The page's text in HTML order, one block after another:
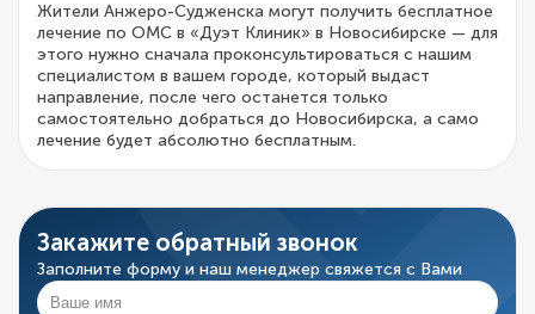
Жители Анжеро-Судженска могут получить бесплатное
лечение по ОМС в «Дуэт Клиник» в Новосибирске — для
этого нужно сначала проконсультироваться с нашим
специалистом в вашем городе, который выдаст
направление, после чего останется только
самостоятельно добраться до Новосибирска, а само
лечение будет абсолютно бесплатным.
Закажите обратный звонок
Заполните форму и наш менеджер свяжется с Вами